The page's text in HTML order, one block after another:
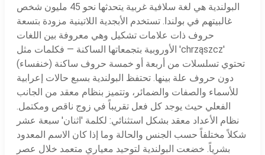
البولندية هي لغة سلافية غربية يتحدثها نحو 45 مليون شخص
غالبيتهم في بولندا. تستخدم الأبجدية اللاتينية مزودة بتسعة
حروف ذات علامات تشكيل وهي معروفة بين اللغات
الأوروبية بتجمعاتها الساكنة — فكلمات مثل 'chrząszcz'
(خنفساء) تحتوي تسلسلات من أربعة أو خمسة حروف ساكنة
دون حروف علة بينها. تحتفظ البولندية بسبع حالات إعرابية
للأسماء والصفات والضمائر، وتتميز بنظام معقد من الجانب
الفعلي حيث يوجد كل فعل تقريباً في زوج ناقص ومكتمل.
نظام الأعداد معقد بشكل استثنائي: لكلمة 'اثنان' سبعة عشر
شكلاً مختلفاً حسب الجنس والحالة وما إذا كان الاسم المعدود
بشرياً. خضعت البولندية لتوحيد معياري متعمد خلال عصر